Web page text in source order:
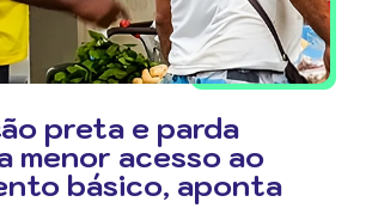
preta e parda
menor acesso ao
básico, aponta